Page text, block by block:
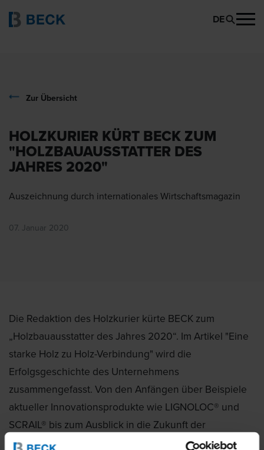
DE
Zur Übersicht
HOLZKURIER KÜRT BECK ZUM
"HOLZBAUAUSSTATTER DES
JAHRES 2020"
Auszeichnung durch internationales Wirtschaftsmagazin
07. Januar 2020
Die Redaktion des Holzkurier kürte BECK zum
„Holzbauausstatter des Jahres 2020“. Im Artikel "Eine
starke Holz zu Holz-Verbindung" wird die
Erfolgsgeschichte des Unternehmens
zusammengefasst. Von den Anfängen über Beispiele
aktueller Innovationsprodukte wie LIGNOLOC® und
SCRAIL® bis zum Ausblick in die Zukunft der
Befestigungstechnik mit automatisierten Lösungen.